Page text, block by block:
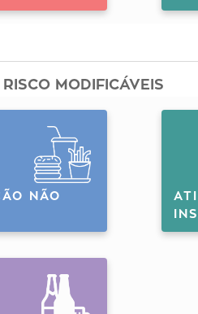
RISCO MODIFICÁVEIS
NÃO